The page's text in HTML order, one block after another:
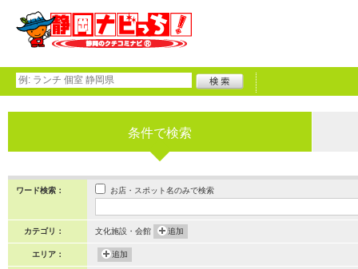
条件で検索
ワード検索： お店・スポット名のみで検索
カテゴリ： 文化施設・会館 追加
エリア： 追加